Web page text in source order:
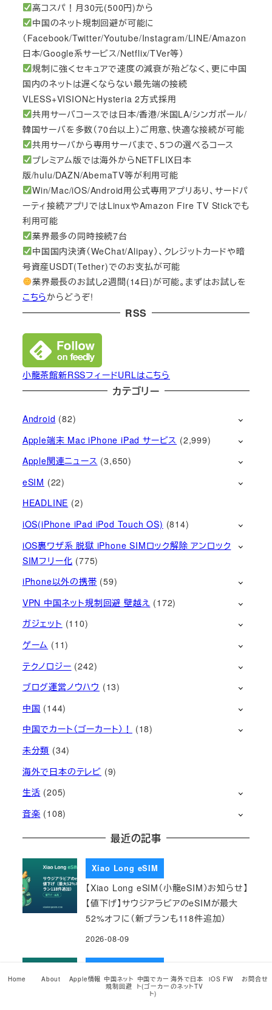
高コスパ！月30元(500円)から
中国のネット規制回避が可能に
（Facebook/Twitter/Youtube/Instagram/LINE/Amazon
日本/Google系サービス/Netflix/TVer等）
規制に強くセキュアで速度の減衰が殆どなく、更に中国
国内のネットは遅くならない最先端の接続
VLESS+VISIONとHysteria 2方式採用
共用サーバコースでは日本/香港/米国LA/シンガポール/
韓国サーバを多数（70台以上）ご用意、快適な接続が可能
共用サーバから専用サーバまで、5つの選べるコース
プレミアム版では海外からNETFLIX日本
版/hulu/DAZN/AbemaTV等が利用可能
Win/Mac/iOS/Android用公式専用アプリあり、サードパ
ーティ接続アプリではLinuxやAmazon Fire TV Stickでも
利用可能
業界最多の同時接続7台
中国国内決済（WeChat/Alipay）、クレジットカードや暗
号資産USDT(Tether)でのお支払が可能
業界最長のお試し2週間(14日)が可能。まずはお試しを
こちらからどうぞ!
RSS
小龍茶館新RSSフィードURLはこちら
カテゴリー
Android (82)
Apple端末 Mac iPhone iPad サービス (2,999)
Apple関連ニュース (3,650)
eSIM (22)
HEADLINE (2)
iOS(iPhone iPad iPod Touch OS) (814)
iOS裏ワザ系 脱獄 iPhone SIMロック解除 アンロック
SIMフリー化 (775)
iPhone以外の携帯 (59)
VPN 中国ネット規制回避 壁越え (172)
ガジェット (110)
ゲーム (11)
テクノロジー (242)
ブログ運営ノウハウ (13)
中国 (144)
中国でカート（ゴーカート）！
(18)
未分類 (34)
海外で日本のテレビ (9)
生活 (205)
音楽 (108)
最近の記事
Xiao Long eSIM
【Xiao Long eSIM（小龍eSIM）お知らせ】
【値下げ】サウジアラビアのeSIMが最大
52%オフに（新プランも118件追加）
2026-08-09
【Xiao Long eSIM（小龍eSIM）お知らせ】
Home About Apple情報 中国ネット
規制回避
中国でカー
ト(ゴーカー
ト)
海外で日本
のネットTV
iOS FW お問合せ